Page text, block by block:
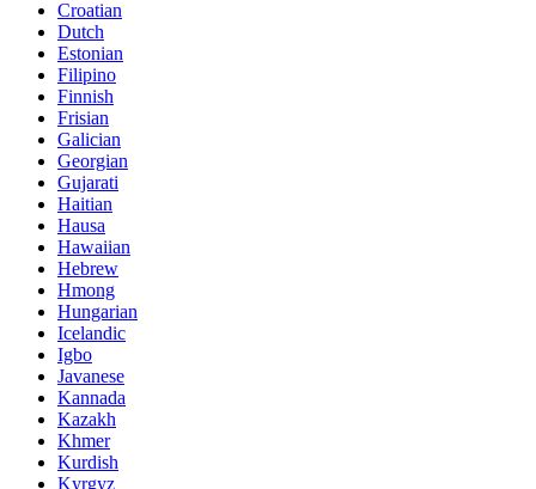
Croatian
Dutch
Estonian
Filipino
Finnish
Frisian
Galician
Georgian
Gujarati
Haitian
Hausa
Hawaiian
Hebrew
Hmong
Hungarian
Icelandic
Igbo
Javanese
Kannada
Kazakh
Khmer
Kurdish
Kyrgyz